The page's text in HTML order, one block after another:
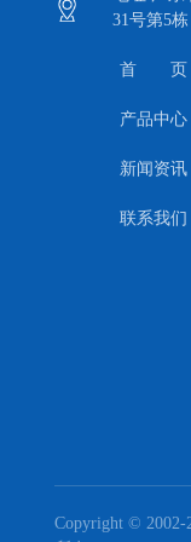
31号第5栋
首 页
产品中心
新闻资讯
联系我们
Copyright ©